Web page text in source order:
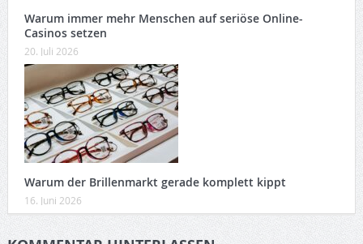
Warum immer mehr Menschen auf seriöse Online-
Casinos setzen
20. Juli 2026
Warum der Brillenmarkt gerade komplett kippt
16. Juni 2026